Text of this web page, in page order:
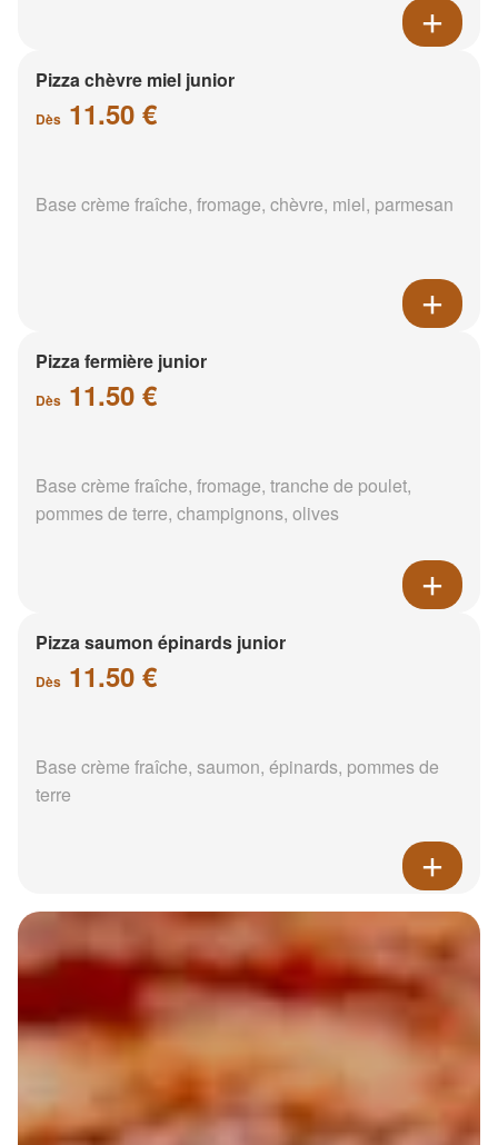
Pizza chèvre miel junior
Dès 11.50 €
Base crème fraîche, fromage, chèvre, miel, parmesan
Pizza fermière junior
Dès 11.50 €
Base crème fraîche, fromage, tranche de poulet,
pommes de terre, champignons, olives
Pizza saumon épinards junior
Dès 11.50 €
Base crème fraîche, saumon, épinards, pommes de
terre